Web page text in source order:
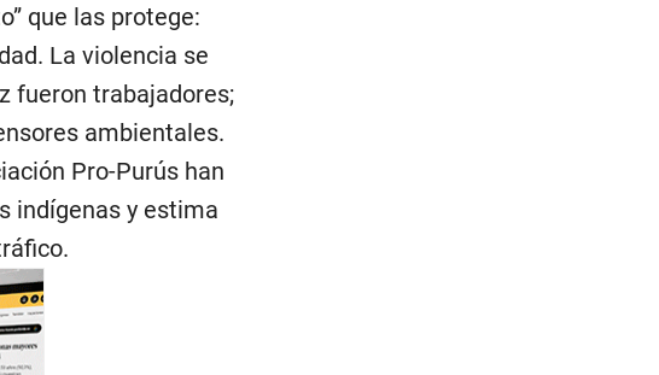
que las protege:
La violencia se
fueron trabajadores;
ambientales.
Pro-Purús han
indígenas y estima